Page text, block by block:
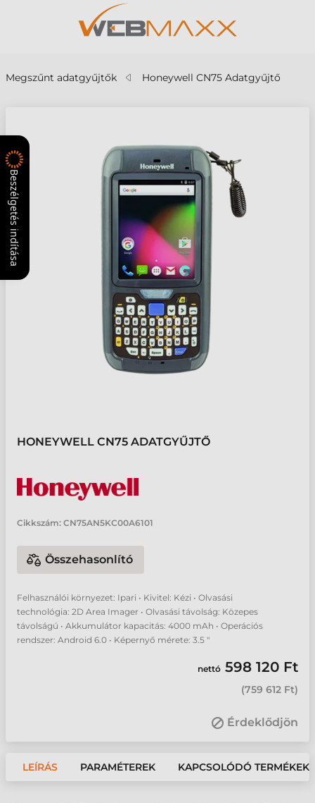
Megszűnt adatgyűjtők Honeywell CN75 Adatgyűjtő
HONEYWELL CN75 ADATGYŰJTŐ
Cikkszám: CN75AN5KC00A6101
Összehasonlító
Felhasználói környezet: Ipari • Kivitel: Kézi • Olvasási
technológia: 2D Area Imager • Olvasási távolság: Közepes
távolságú • Akkumulátor kapacitás: 4000 mAh • Operációs
rendszer: Android 6.0 • Képernyő mérete: 3.5 "
nettó 598 120 Ft
(759 612 Ft)
Érdeklődjön
LEÍRÁS PARAMÉTEREK KAPCSOLÓDÓ TERMÉKEK
Beszélgetés indítása